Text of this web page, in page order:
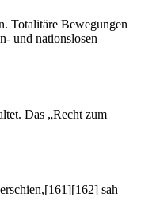
Totalitäre Bewegungen
und nationslosen
Das „Recht zum
sah